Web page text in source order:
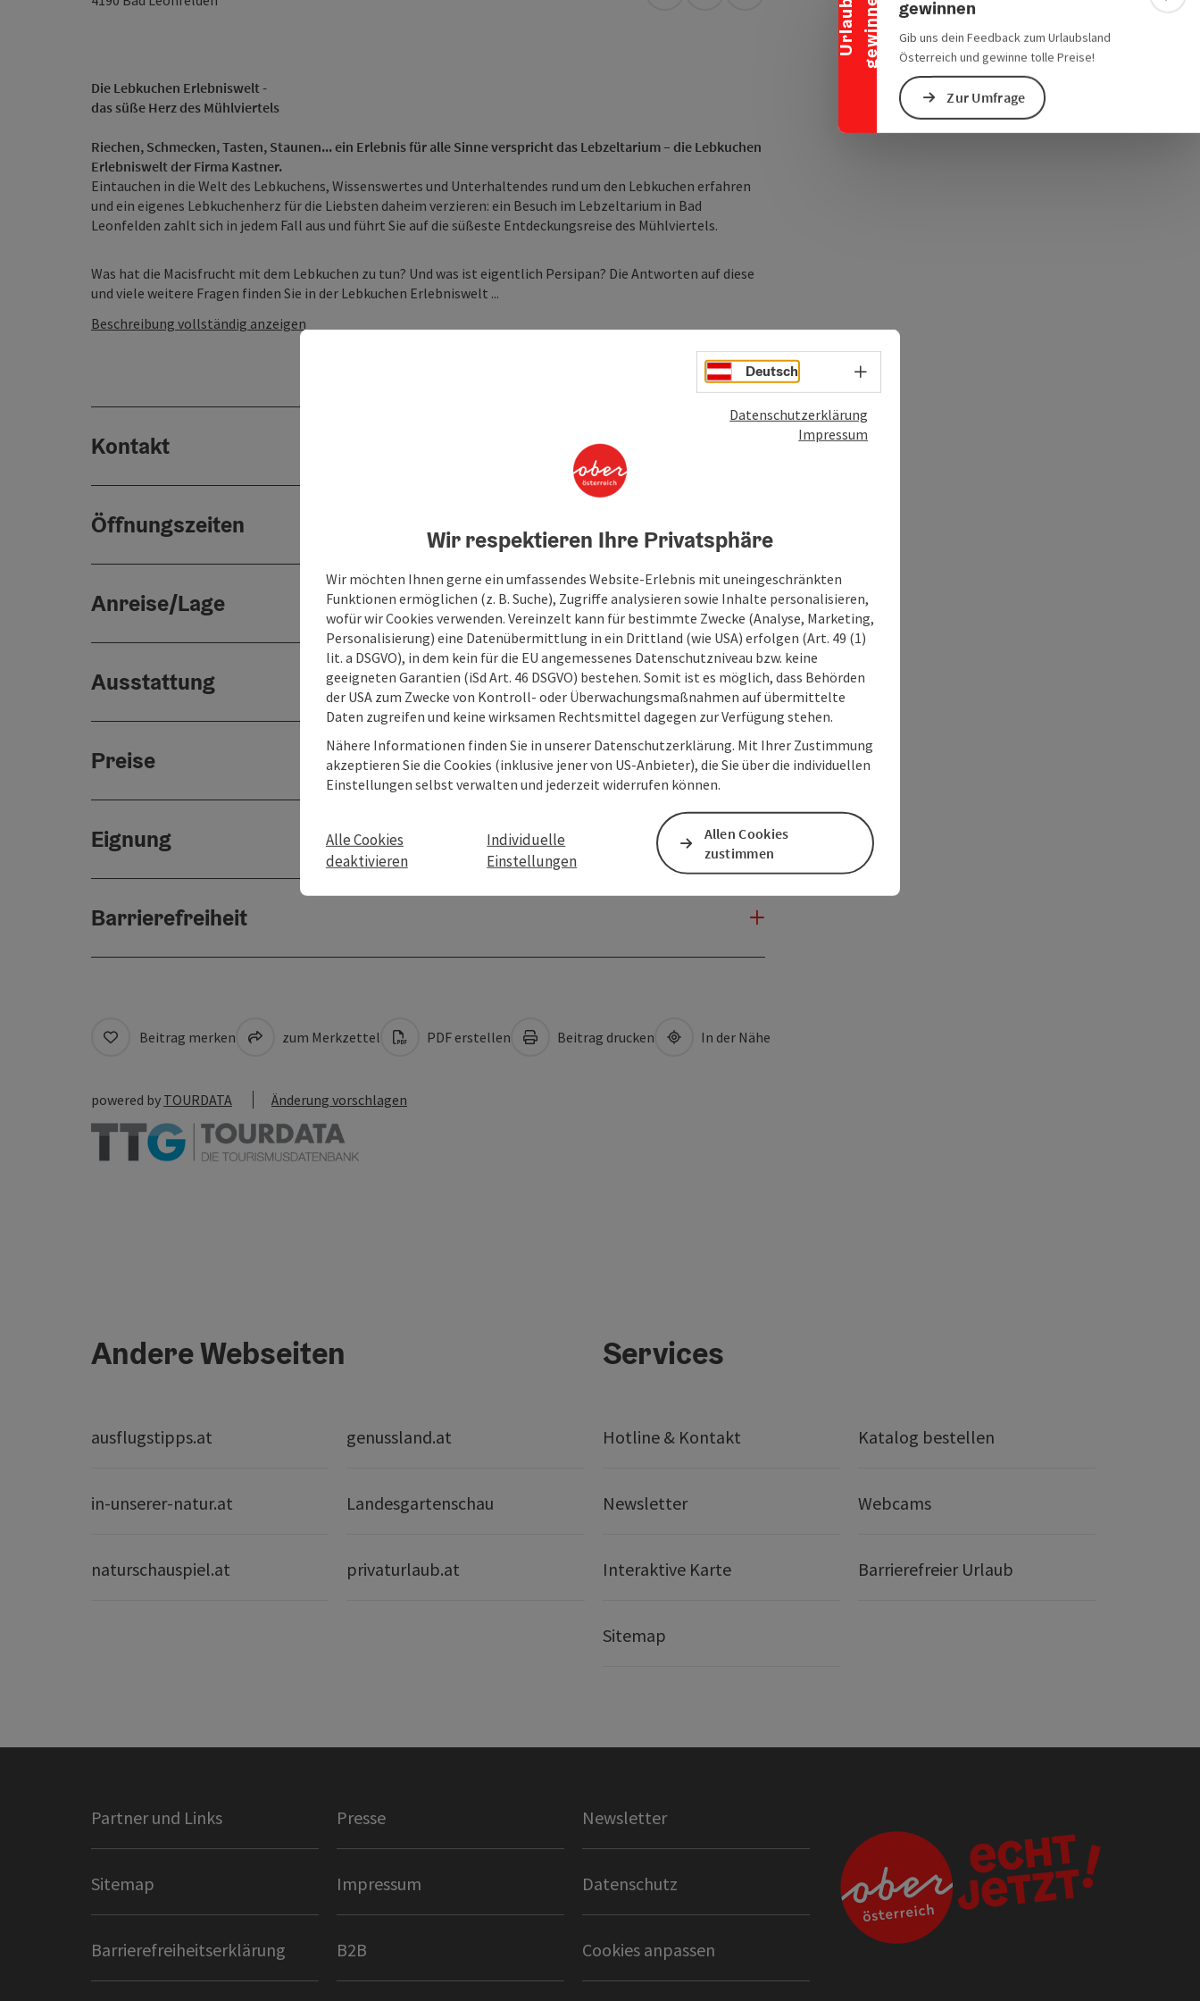
U
r
l
a
u
b
g
e
w
i
n
n
e n gewinnen
Gib uns dein Feedback zum Urlaubsland
Österreich und gewinne tolle Preise!
Zur Umfrage
Die Lebkuchen Erlebniswelt -
das süße Herz des Mühlviertels
Riechen, Schmecken, Tasten, Staunen... ein Erlebnis für alle Sinne verspricht das Lebzeltarium – die Lebkuchen
Erlebniswelt der Firma Kastner.
Eintauchen in die Welt des Lebkuchens, Wissenswertes und Unterhaltendes rund um den Lebkuchen erfahren
und ein eigenes Lebkuchenherz für die Liebsten daheim verzieren: ein Besuch im Lebzeltarium in Bad
Leonfelden zahlt sich in jedem Fall aus und führt Sie auf die süßeste Entdeckungsreise des Mühlviertels.
Was hat die Macisfrucht mit dem Lebkuchen zu tun? Und was ist eigentlich Persipan? Die Antworten auf diese
und viele weitere Fragen finden Sie in der Lebkuchen Erlebniswelt ...
Beschreibung vollständig anzeigen
Kontakt
Öffnungszeiten
Anreise/Lage
Ausstattung
Preise
Eignung
Barrierefreiheit
Beitrag merken zum Merkzettel PDF erstellen Beitrag drucken In der Nähe
powered by TOURDATA Änderung vorschlagen
Andere Webseiten
ausflugstipps.at genussland.at
in-unserer-natur.at Landesgartenschau
naturschauspiel.at privaturlaub.at
Services
Hotline & Kontakt Katalog bestellen
Newsletter Webcams
Interaktive Karte Barrierefreier Urlaub
Sitemap
Partner und Links Presse Newsletter
Sitemap Impressum Datenschutz
Barrierefreiheitserklärung B2B Cookies anpassen
Deutsch Sprachwahl - Menü öffnen
Datenschutzerklärung
Impressum
Wir respektieren Ihre Privatsphäre
Wir möchten Ihnen gerne ein umfassendes Website-Erlebnis mit uneingeschränkten
Funktionen ermöglichen (z. B. Suche), Zugriffe analysieren sowie Inhalte personalisieren,
wofür wir Cookies verwenden. Vereinzelt kann für bestimmte Zwecke (Analyse, Marketing,
Personalisierung) eine Datenübermittlung in ein Drittland (wie USA) erfolgen (Art. 49 (1)
lit. a DSGVO), in dem kein für die EU angemessenes Datenschutzniveau bzw. keine
geeigneten Garantien (iSd Art. 46 DSGVO) bestehen. Somit ist es möglich, dass Behörden
der USA zum Zwecke von Kontroll- oder Überwachungsmaßnahmen auf übermittelte
Daten zugreifen und keine wirksamen Rechtsmittel dagegen zur Verfügung stehen.
Nähere Informationen finden Sie in unserer Datenschutzerklärung. Mit Ihrer Zustimmung
akzeptieren Sie die Cookies (inklusive jener von US-Anbieter), die Sie über die individuellen
Einstellungen selbst verwalten und jederzeit widerrufen können.
Alle Cookies
deaktivieren
Individuelle
Einstellungen
Allen Cookies
zustimmen